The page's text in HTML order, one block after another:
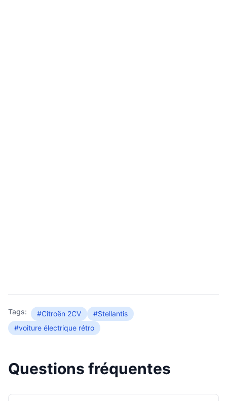
Tags: #Citroën 2CV
#Stellantis
#voiture électrique rétro
Questions fréquentes